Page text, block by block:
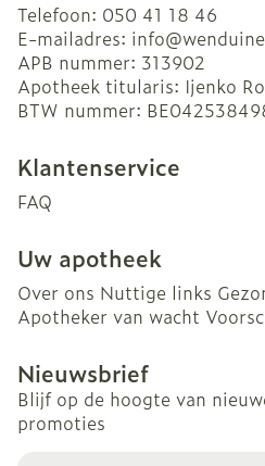
Telefoon: 050 41 18 46
E-mailadres: info@
APB nummer: 313902
Apotheek titularis: Ijenko
BTW nummer:
Klantenservice
FAQ
Uw apotheek
Over ons Nuttige links
Apotheker van wacht
Nieuwsbrief
Blijf op de hoogte van
promoties